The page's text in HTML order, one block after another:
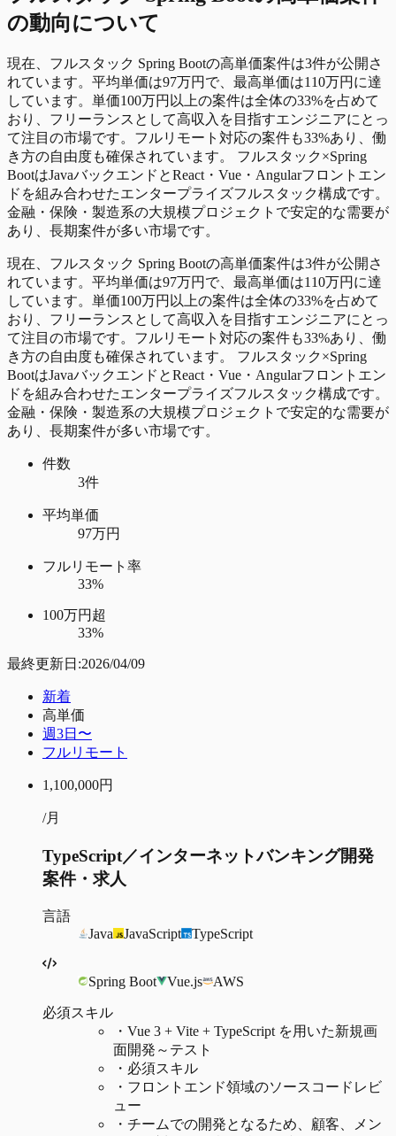
の動向について
現在、フルスタック Spring Bootの高単価案件は3件が公開さ
れています。平均単価は97万円で、最高単価は110万円に達
しています。単価100万円以上の案件は全体の33%を占めて
おり、フリーランスとして高収入を目指すエンジニアにとっ
て注目の市場です。フルリモート対応の案件も33%あり、働
き方の自由度も確保されています。 フルスタック×Spring
BootはJavaバックエンドとReact・Vue・Angularフロントエン
ドを組み合わせたエンタープライズフルスタック構成です。
金融・保険・製造系の大規模プロジェクトで安定的な需要が
あり、長期案件が多い市場です。
現在、フルスタック Spring Bootの高単価案件は3件が公開さ
れています。平均単価は97万円で、最高単価は110万円に達
しています。単価100万円以上の案件は全体の33%を占めて
おり、フリーランスとして高収入を目指すエンジニアにとっ
て注目の市場です。フルリモート対応の案件も33%あり、働
き方の自由度も確保されています。 フルスタック×Spring
BootはJavaバックエンドとReact・Vue・Angularフロントエン
ドを組み合わせたエンタープライズフルスタック構成です。
金融・保険・製造系の大規模プロジェクトで安定的な需要が
あり、長期案件が多い市場です。
件数
3件
平均単価
97万円
フルリモート率
33%
100万円超
33%
最終更新日:2026/04/09
新着
高単価
週3日〜
フルリモート
1,100,000円
/月
TypeScript／インターネットバンキング開発
案件・求人
言語
Java
JavaScript TypeScript
Spring Boot Vue.js AWS
必須スキル
・ Vue 3 + Vite + TypeScript を用いた新規画
面開発～テスト
・ 必須スキル
・ フロントエンド領域のソースコードレビ
ュー
・ チームでの開発となるため、顧客、メン